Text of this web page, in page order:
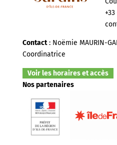
Contact: Noëmie MAURIN-
Coordinatrice
Voir les horaires et accès
Nos partenaires